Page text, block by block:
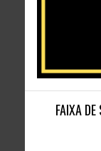
FAIXA